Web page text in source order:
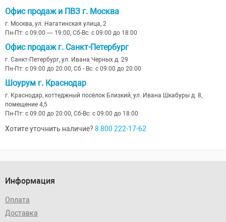
Офис продаж и ПВЗ г. Москва
г. Москва, ул. Нагатинская улица, 2
Пн-Пт: с 09:00 — 19:00, Сб-Вс: с 09:00 до 18:00
Офис продаж г. Санкт-Петербург
г. Санкт-Петербург, ул. Ивана Черных д. 29
Пн-Пт: с 09:00 до 20:00, Сб - Вс: с 09:00 до 20:00
Шоурум г. Краснодар
г. Краснодар, коттеджный посёлок Близкий, ул. Ивана Шкабуры д. 8,
помещение 4,5
Пн-Пт: с 09:00 до 20:00, Сб-Вс: с 09:00 до 18:00
Хотите уточнить наличие? 8 800 222-17-62
Информация
Оплата
Доставка